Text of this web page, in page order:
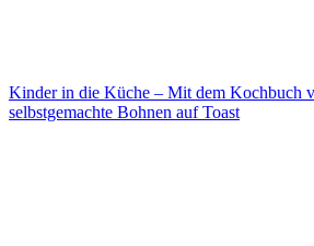
Kinder in die Küche – Mit dem Kochbuch
selbstgemachte Bohnen auf Toast